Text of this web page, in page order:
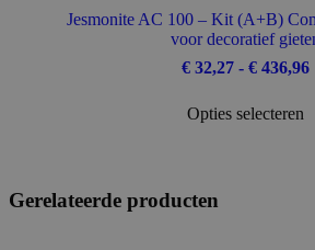
Jesmonite AC 100 – Kit (A+B)
voor decoratief
€32,27 - €436,96
Opties selecteren
Gerelateerde producten